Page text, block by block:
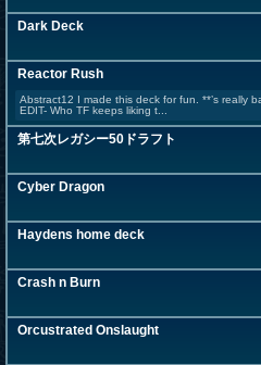
Dark Deck
Reactor Rush
Abstract12 I made this deck for fun. **’s really
EDIT- Who TF keeps liking t...
第七次レガシー50ドラフト
Cyber Dragon
Haydens home deck
Crash n Burn
Orcustrated Onslaught